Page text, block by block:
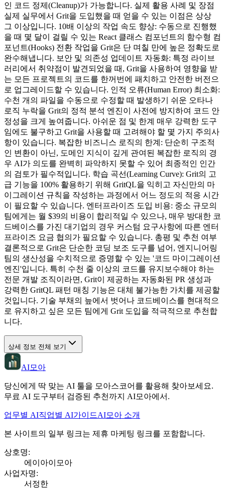
인 코드 정제(Cleanup)가 가능합니다. 실제 활용 사례 및 장점
실제 실무에서 Grit을 도입했을 때 얻을 수 있는 이점은 상상
그 이상입니다. 10배 이상의 작업 속도 향상: 수동으로 진행했
을 때 몇 달이 걸릴 수 있는 React 클래스 컴포넌트의 함수형 컴
포넌트(Hooks) 전환 작업을 Grit은 단 며칠 만에 높은 정확도로
완수해냅니다. 보안 및 의존성 업데이트 자동화: 특정 라이브
러리에서 취약점이 발견되었을 때, Grit을 사용하여 영향을 받
는 모든 프로젝트의 코드를 한꺼번에 패치하고 안전한 버전으
로 업그레이드할 수 있습니다. 인적 오류(Human Error) 최소화:
수천 개의 파일을 수동으로 수정할 때 발생하기 쉬운 오타나
로직 누락을 Grit의 정적 분석 엔진이 사전에 방지하여 코드 안
정성을 크게 높여줍니다. 아쉬운 점 및 한계 매우 강력한 도구
임에도 불구하고 Grit을 사용할 때 고려해야 할 몇 가지 주의사
항이 있습니다. 복잡한 비즈니스 로직의 한계: 단순히 구조적
인 변환이 아닌, 도메인 지식이 깊게 관여된 복잡한 로직의 경
우 AI가 의도를 완벽히 파악하지 못할 수 있어 최종적인 인간
의 검토가 필수적입니다. 학습 곡선(Learning Curve): Grit의 고
급 기능을 100% 활용하기 위해 GritQL을 익히고 자신만의 마
이그레이션 규칙을 작성하는 과정에서 어느 정도의 적응 시간
이 필요할 수 있습니다. 엔터프라이즈 도입 비용: 중소 규모의
팀에게는 월 $39의 비용이 합리적일 수 있으나, 매우 방대한 코
드베이스를 가진 대기업의 경우 커스텀 요구사항에 따른 엔터
프라이즈 요금 협의가 필요할 수 있습니다. 총평 및 추천 여부
결론적으로 Grit은 단순한 코딩 보조 도구를 넘어, 엔지니어링
팀의 생산성을 수치적으로 증명할 수 있는 '코드 마이그레이션
엔진'입니다. 특히 수천 줄 이상의 코드를 유지보수해야 하는
전문 개발 조직이라면, Grit이 제공하는 자동화된 PR 생성과
강력한 GritQL 패턴 매칭 기능은 대체 불가능한 가치를 제공할
것입니다. 기술 부채의 늪에서 벗어나 코드베이스를 현대적으
로 유지하고 싶은 모든 팀에게 Grit 도입을 적극적으로 추천합
니다.
상세 정보 전체 보기
AI모아
당신에게 딱 맞는 AI 툴을 모아스코어를 활용해 찾아보세요.
무료 AI 도구부터 검증된 추천까지 AI모아에서.
업무별 AI직업별 AI가이드AI모아 소개
본 사이트의 일부 링크는 제휴 마케팅 링크를 포함합니다.
상호명:
에이아이모아
사업자명:
서정한